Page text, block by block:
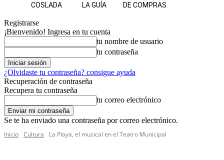
COSLADA LA GUÍA DE COMPRAS
Registrarse
¡Bienvenido! Ingresa en tu cuenta
tu nombre de usuario
tu contraseña
¿Olvidaste tu contraseña? consigue ayuda
Recuperación de contraseña
Recupera tu contraseña
tu correo electrónico
Se te ha enviado una contraseña por correo electrónico.
Inicio Cultura La Playa, el musical en el Teatro Municipal